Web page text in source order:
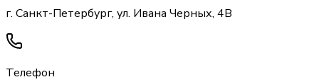
г. Санкт-Петербург, ул. Ивана Черных, 4В
Телефон